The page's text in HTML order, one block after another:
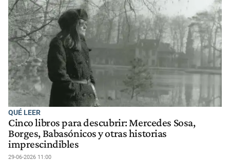
QUÉ LEER
Cinco libros para descubrir: Mercedes Sosa,
Borges, Babasónicos y otras historias
imprescindibles
29-06-2026 11:00